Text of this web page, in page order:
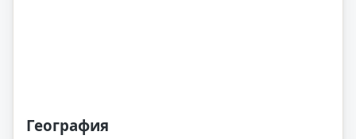
География